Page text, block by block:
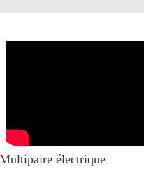
Multipaire électrique